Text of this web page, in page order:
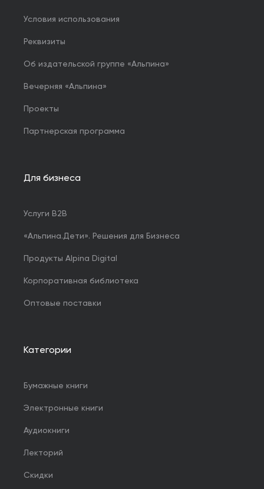
Условия использования
Реквизиты
Об издательской группе «Альпина»
Вечерняя «Альпина»
Проекты
Партнерская программа
Для бизнеса
Услуги B2B
«Альпина.Дети». Решения для Бизнеса
Продукты Alpina Digital
Корпоративная библиотека
Оптовые поставки
Категории
Бумажные книги
Электронные книги
Аудиокниги
Лекторий
Скидки